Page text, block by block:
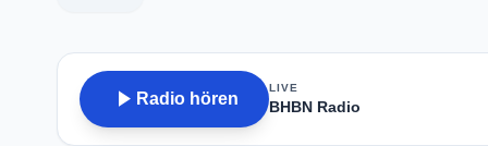
play_arrow Radio hören
LIVE
BHBN Radio